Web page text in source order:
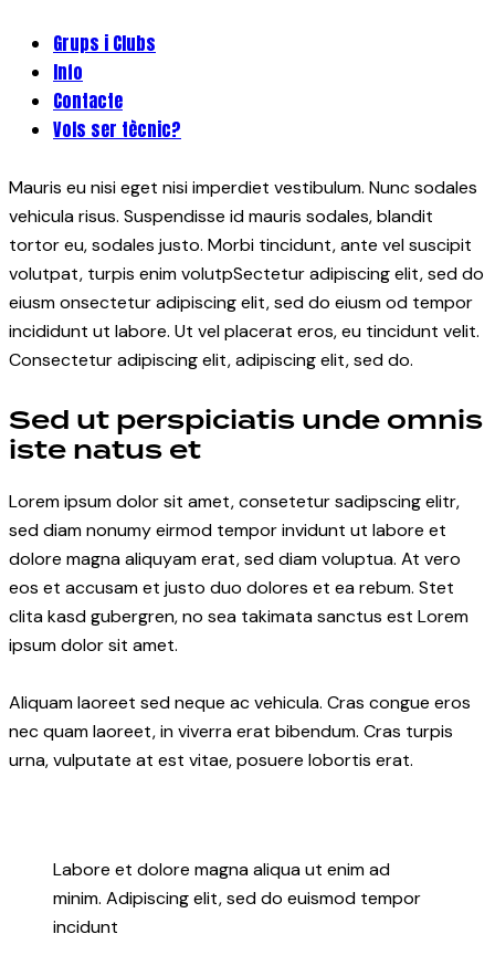
Grups i Clubs
Info
Contacte
Vols ser tècnic?
Mauris eu nisi eget nisi imperdiet vestibulum. Nunc sodales
vehicula risus. Suspendisse id mauris sodales, blandit
tortor eu, sodales justo. Morbi tincidunt, ante vel suscipit
volutpat, turpis enim volutpSectetur adipiscing elit, sed do
eiusm onsectetur adipiscing elit, sed do eiusm od tempor
incididunt ut labore. Ut vel placerat eros, eu tincidunt velit.
Consectetur adipiscing elit, adipiscing elit, sed do.
Sed ut perspiciatis unde omnis
iste natus et
Lorem ipsum dolor sit amet, consetetur sadipscing elitr,
sed diam nonumy eirmod tempor invidunt ut labore et
dolore magna aliquyam erat, sed diam voluptua. At vero
eos et accusam et justo duo dolores et ea rebum. Stet
clita kasd gubergren, no sea takimata sanctus est Lorem
ipsum dolor sit amet.
Aliquam laoreet sed neque ac vehicula. Cras congue eros
nec quam laoreet, in viverra erat bibendum. Cras turpis
urna, vulputate at est vitae, posuere lobortis erat.
Labore et dolore magna aliqua ut enim ad
minim. Adipiscing elit, sed do euismod tempor
incidunt